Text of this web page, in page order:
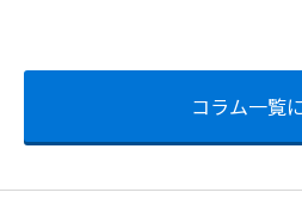
コラム一覧